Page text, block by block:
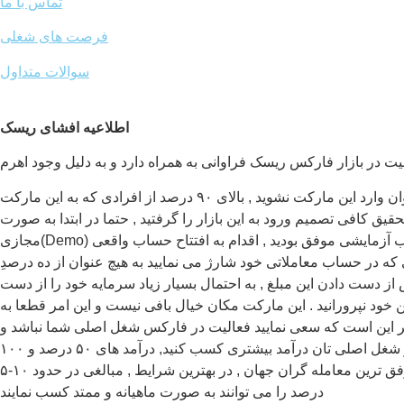
فرصت های شغلی
سوالات متداول
اطلاعیه افشای ریسک
چنانچه برای ورود به مارکت فارکس دودِل هستید و برای ورود به این بازار مطمئن نیستید , میهن اف ایکس پیشنهاد می کند که به هیچ عنوان وارد این مارکت نشوید , بالای ۹۰ درصد از افرادی که به این مارکت
کافی تصمیم ورود به این بازار را گرفتید , حتما در ابتدا به صورت
مجازی(Demo) فعالیت خود را آغاز نمایید و چنانچه در حساب آزمایشی موفق بودید , اقدام به افتتاح حساب واقعی(Real) نمایید , برای حساب اول خود به هیچ عنوان مبالغ بالا شارژ ننمایید و سعی کنید با مبالغ
در حساب معاملاتی خود شارژ می نمایید به هیچ عنوان از ده درصدِ
از دست دادن این مبلغ , به احتمال بسیار زیاد سرمایه خود را از دست
نپرورانید . این مارکت مکان خیال بافی نیست و این امر قطعا به
بر این است که سعی نمایید فعالیت در فارکس شغل اصلی شما نباشد و
به عنوان شغل دوم به آن نگاه کنید اما به هیچ عنوان تصور ننمایید که این فعالیت , شغلی آسان است و میتوانید با صرف زمان کمی در روز از شغل اصلی تان درآمد بیشتری کسب کنید, درآمد های ۵۰ درصد و ۱۰۰
درصد در ماه به هیچ عنوان به صورت ممتد در مارکت فارکس قابل دستیابی نیست بنابراین زمان خود را با چنین تصوراتی به هدر ندهید . موفق ترین معامله گران جهان , در بهترین شرایط , مبالغی در حدود ۱۰-۵
درصد را می توانند به صورت ماهیانه و ممتد کسب نمایند